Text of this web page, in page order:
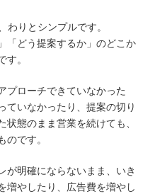
わりとシンプルです。
「どう提案するか」のどこか
す。
プローチできていなかった
ていなかったり、提案の切り
状態のまま営業を続けても、
のです。
が明確にならないまま、いき
増やしたり、広告費を増やし